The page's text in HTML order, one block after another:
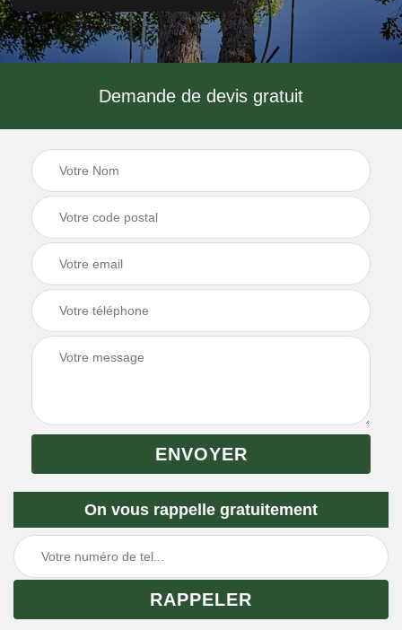
Demande de devis gratuit
On vous rappelle gratuitement